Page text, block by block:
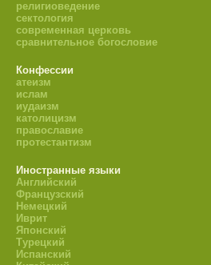
религиоведение
сектология
современная церковь
сравнительное богословие
Конфессии
атеизм
ислам
иудаизм
католицизм
православие
протестантизм
Иностранные языки
Английский
Французский
Немецкий
Иврит
Японский
Турецкий
Испанский